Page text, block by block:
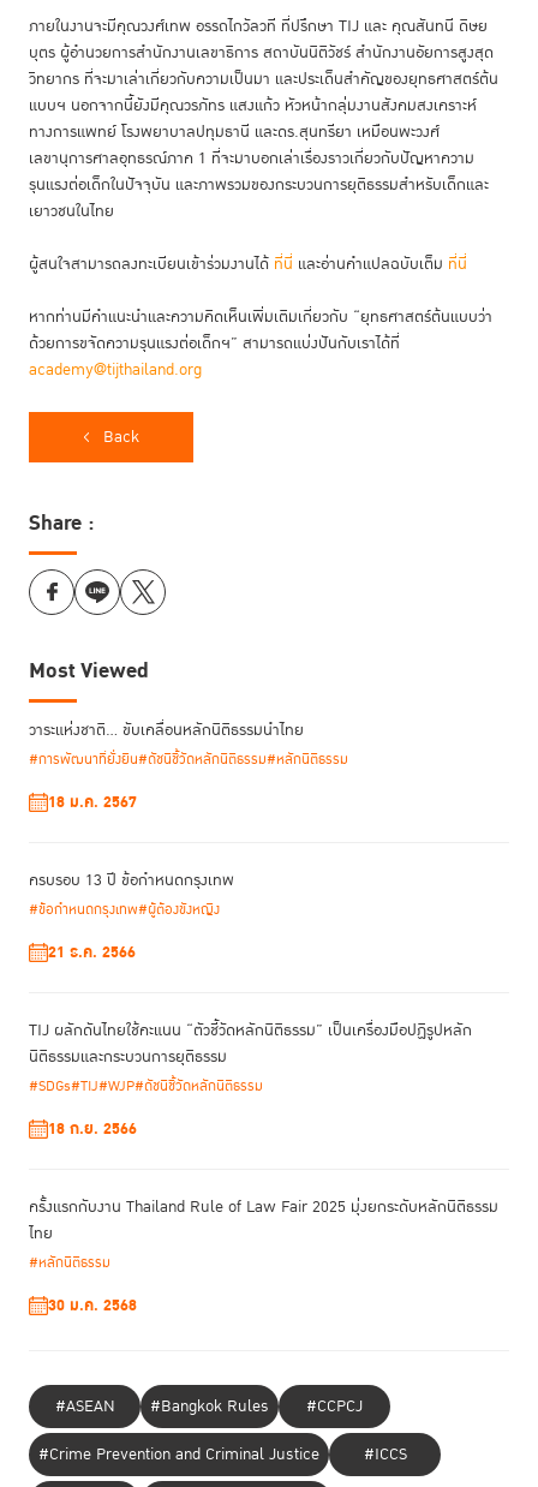
ภายในงานจะมีคุณวงศ์เทพ อรรถไกวัลวที ที่ปรึกษา TIJ และ คุณสันทนี ดิษย
บุตร ผู้อำนวยการสำนักงานเลขาธิการ สถาบันนิติวัชร์ สำนักงานอัยการสูงสุด
วิทยากร ที่จะมาเล่าเกี่ยวกับความเป็นมา และประเด็นสำคัญของยุทธศาสตร์ต้น
แบบฯ นอกจากนี้ยังมีคุณวรภัทร แสงแก้ว หัวหน้ากลุ่มงานสังคมสงเคราะห์
ทางการแพทย์ โรงพยาบาลปทุมธานี และดร.สุนทรียา เหมือนพะวงศ์
เลขานุการศาลอุทธรณ์ภาค 1 ที่จะมาบอกเล่าเรื่องราวเกี่ยวกับปัญหาความ
รุนแรงต่อเด็กในปัจจุบัน และภาพรวมของกระบวนการยุติธรรมสำหรับเด็กและ
เยาวชนในไทย
ผู้สนใจสามารถลงทะเบียนเข้าร่วมงานได้ ที่นี่ และอ่านคำแปลฉบับเต็ม ที่นี่
หากท่านมีคำแนะนำและความคิดเห็นเพิ่มเติมเกี่ยวกับ “ยุทธศาสตร์ต้นแบบว่า
ด้วยการขจัดความรุนแรงต่อเด็กฯ” สามารถแบ่งปันกับเราได้ที่
academy@tijthailand.org
Back
Share :
Most Viewed
วาระแห่งชาติ… ขับเคลื่อนหลักนิติธรรมนำไทย
#การพัฒนาที่ยั่งยืน#ดัชนีชี้วัดหลักนิติธรรม#หลักนิติธรรม
18 ม.ค. 2567
ครบรอบ 13 ปี ข้อกำหนดกรุงเทพ
#ข้อกำหนดกรุงเทพ#ผู้ต้องขังหญิง
21 ธ.ค. 2566
TIJ ผลักดันไทยใช้คะแนน “ตัวชี้วัดหลักนิติธรรม” เป็นเครื่องมือปฏิรูปหลัก
นิติธรรมและกระบวนการยุติธรรม
#SDGs#TIJ#WJP#ดัชนีชี้วัดหลักนิติธรรม
18 ก.ย. 2566
ครั้งแรกกับงาน Thailand Rule of Law Fair 2025 มุ่งยกระดับหลักนิติธรรม
ไทย
#หลักนิติธรรม
30 ม.ค. 2568
#ASEAN #Bangkok Rules
#CCPCJ
#Crime Prevention and Criminal Justice
#ICCS